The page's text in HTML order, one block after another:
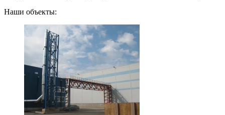
Наши объекты: